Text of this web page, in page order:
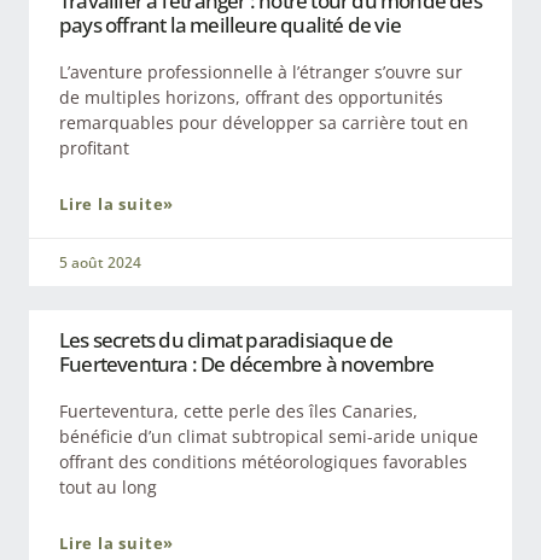
pays offrant la meilleure qualité de vie
L’aventure professionnelle à l’étranger s’ouvre sur
de multiples horizons, offrant des opportunités
remarquables pour développer sa carrière tout en
profitant
Lire la suite»
5 août 2024
Les secrets du climat paradisiaque de
Fuerteventura : De décembre à novembre
Fuerteventura, cette perle des îles Canaries,
bénéficie d’un climat subtropical semi-aride unique
offrant des conditions météorologiques favorables
tout au long
Lire la suite»